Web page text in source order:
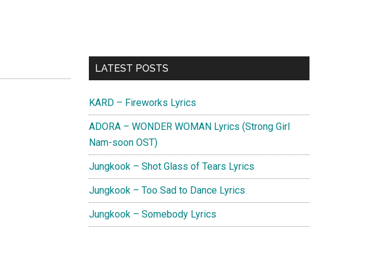
Primary
LATEST POSTS
KARD – Fireworks Lyrics
ADORA – WONDER WOMAN Lyrics (Strong Girl
Nam-soon OST)
Jungkook – Shot Glass of Tears Lyrics
Jungkook – Too Sad to Dance Lyrics
Jungkook – Somebody Lyrics